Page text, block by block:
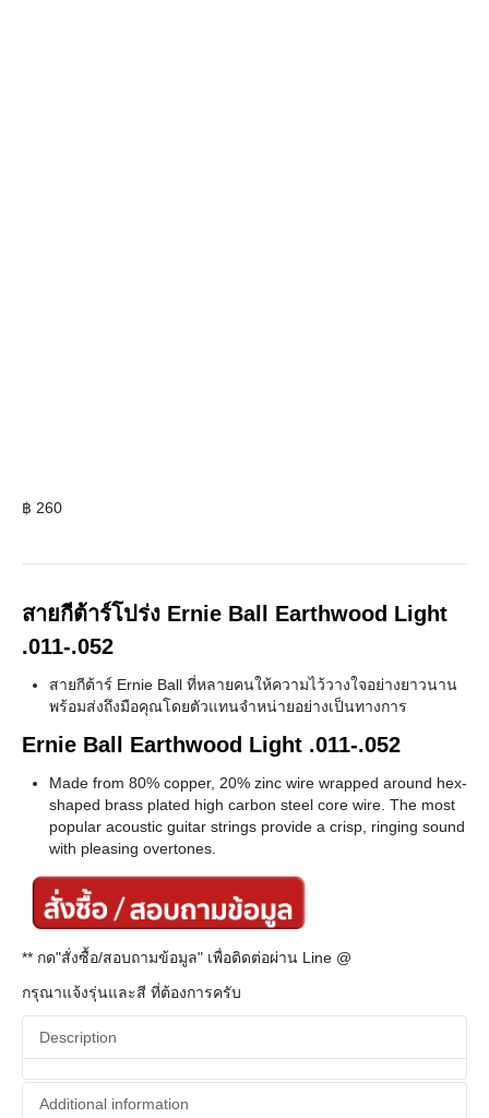
฿ 260
สายกีต้าร์โปร่ง Ernie Ball Earthwood Light
.011-.052
สายกีต้าร์ Ernie Ball ที่หลายคนให้ความไว้วางใจอย่างยาวนาน
พร้อมส่งถึงมือคุณโดยตัวแทนจำหน่ายอย่างเป็นทางการ
Ernie Ball Earthwood Light .011-.052
Made from 80% copper, 20% zinc wire wrapped around hex-
shaped brass plated high carbon steel core wire. The most
popular acoustic guitar strings provide a crisp, ringing sound
with pleasing overtones.
** กด"สั่งซื้อ/สอบถามข้อมูล" เพื่อติดต่อผ่าน Line @
กรุณาแจ้งรุ่นและสี ที่ต้องการครับ
Description
Additional information